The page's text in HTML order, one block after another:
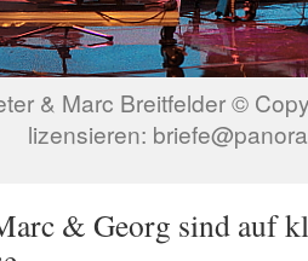
& Marc Breitfelder ©
lizensieren:
& Georg sind auf